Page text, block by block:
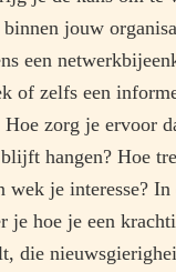
binnen jouw
een
of zelfs een
Hoe zorg je ervoor
hangen? Hoe
wek je interesse? In
je hoe je een
die